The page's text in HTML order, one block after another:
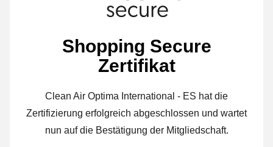
Shopping Secure
Zertifikat
Clean Air Optima International - ES hat die
Zertifizierung erfolgreich abgeschlossen und wartet
nun auf die Bestätigung der Mitgliedschaft.